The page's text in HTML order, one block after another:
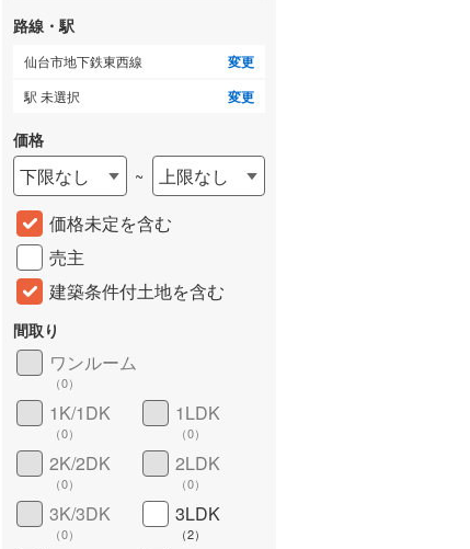
路線・駅
仙台市地下鉄東西線 変更
駅 未選択 変更
価格
下限なし ~
上限なし
価格未定を含む
売主
建築条件付土地を含む
間取り
ワンルーム
（0）
1K/1DK
（0）
1LDK
（0）
2K/2DK
（0）
2LDK
（0）
3K/3DK
（0）
3LDK
（2）